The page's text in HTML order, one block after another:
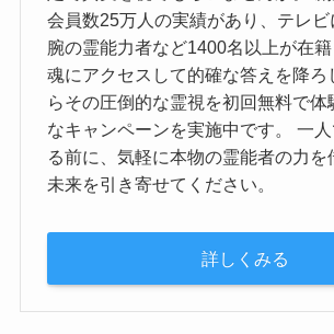
会員数25万人の実績があり、テレ
腕の霊能力者など1400名以上が在
魂にアクセスして的確な答えを降ろ
らその圧倒的な霊視を初回無料で体
なキャンペーンを実施中です。 一
る前に、気軽に本物の霊能者の力を
未来を引き寄せてください。
詳しくみる